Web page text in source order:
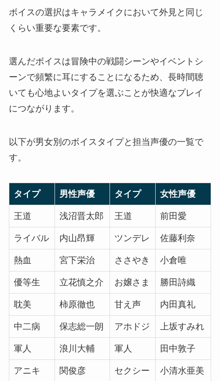
ボイスの選択はキャラメイクにおいて外見と同じ
くらい重要な要素です。
選んだボイスは冒険中の戦闘シーンやイベントシ
ーンで頻繁に耳にすることになるため、長時間聴
いても心地よいタイプを選ぶことが快適なプレイ
につながります。
以下が男女別のボイスタイプと担当声優の一覧で
す。
タイプ 男性声優 タイプ 女性声優
王道 浅沼晋太郎 王道 前田愛
ライバル 内山昂輝 ツンデレ 佐藤利奈
熱血 宮下栄治 ささやき 小倉唯
優等生 立花慎之介 お嬢さま 勝田詩織
耽美 柿原徹也 甘え声 内田真礼
中二病 保志総一朗 アホドジ 上坂すみれ
軍人 浪川大輔 軍人 田中敦子
アニキ 関俊彦 セクシー 小清水亜美